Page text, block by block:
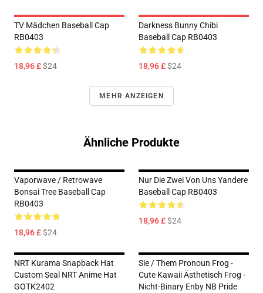
TV Mädchen Baseball Cap
RB0403
18,96 £$24
Darkness Bunny Chibi
Baseball Cap RB0403
18,96 £$24
MEHR ANZEIGEN
Ähnliche Produkte
Vaporwave / Retrowave
Bonsai Tree Baseball Cap
RB0403
18,96 £$24
Nur Die Zwei Von Uns Yandere
Baseball Cap RB0403
18,96 £$24
NRT Kurama Snapback Hat
Custom Seal NRT Anime Hat
GOTK2402
Sie / Them Pronoun Frog -
Cute Kawaii Ästhetisch Frog -
Nicht-Binary Enby NB Pride